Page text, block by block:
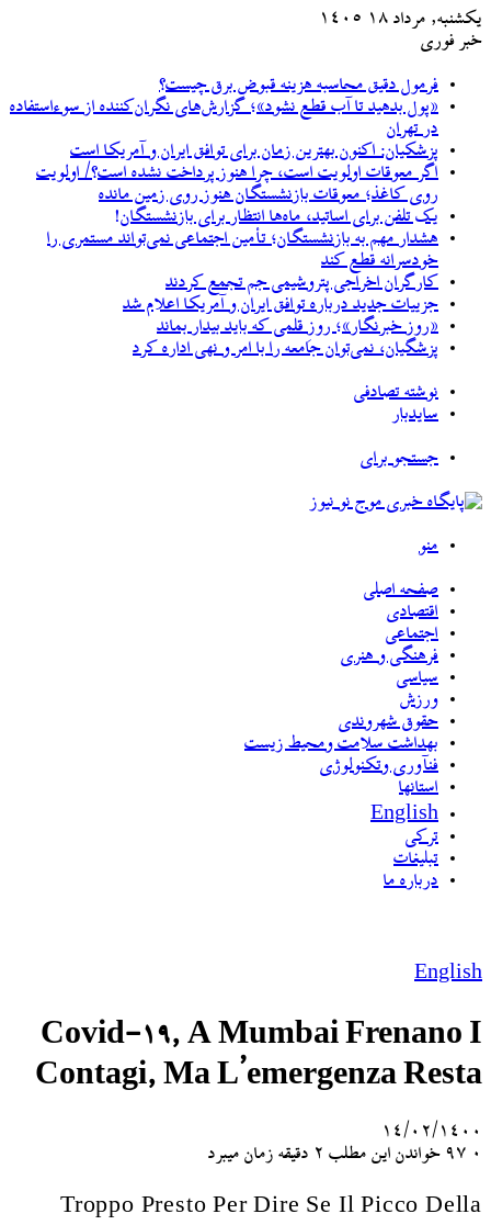
یکشنبه, مرداد ۱۸ ۱۴۰۵
خبر فوری
فرمول دقیق محاسبه هزینه قبوض برق چیست؟
«پول بدهید تا آب قطع نشود»؛ گزارش‌های نگران‌کننده از سوءاستفاده
در تهران
پزشکیان‌: اکنون بهترین زمان برای توافق ایران و آمریکا است
اگر معوقات اولویت است، چرا هنوز پرداخت نشده است؟/ اولویت
روی کاغذ؛ معوقات بازنشستگان هنوز روی زمین مانده
یک تلفن برای اساتید، ماه‌ها انتظار برای بازنشستگان!
هشدار مهم به بازنشستگان؛ تأمین اجتماعی نمی‌تواند مستمری را
خودسرانه قطع کند
کارگران اخراجی پتروشیمی جم تجمع کردند
جزییات جدید درباره توافق ایران و آمریکا اعلام شد
«روز خبرنگار»؛ روزِ قلمی که باید بیدار بماند
پزشگیان، نمی‌توان جامعه را با امر و نهی اداره کرد
نوشته تصادفی
سایدبار
جستجو برای
منو
صفحه اصلی
اقتصادی
اجتماعی
فرهنگی و هنری
سیاسی
ورزش
حقوق شهروندی
بهداشت سلامت ومحیط زیست
فنآوری وتکنولوژی
استانها
English
ترکی
تبلیغات
درباره ما
English
Covid-19, A Mumbai Frenano I
Contagi, Ma L’emergenza Resta
۱۴/۰۲/۱۴۰۰
۰
خواندن این مطلب 2 دقیقه زمان میبرد
Troppo Presto Per Dire Se Il Picco Della